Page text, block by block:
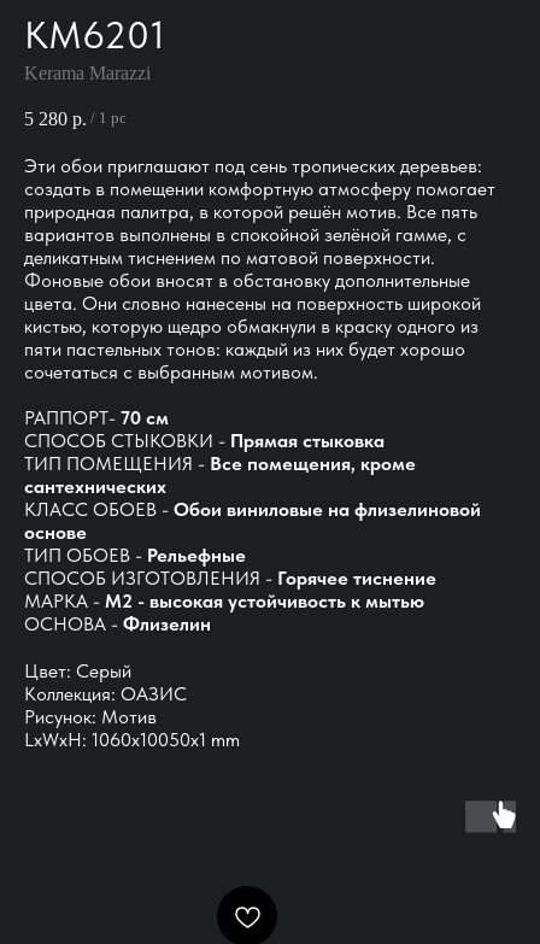
KM6201
Kerama Marazzi
5 280 р. / 1 pc
Эти обои приглашают под сень тропических деревьев:
создать в помещении комфортную атмосферу помогает
природная палитра, в которой решён мотив. Все пять
вариантов выполнены в спокойной зелёной гамме, с
деликатным тиснением по матовой поверхности.
Фоновые обои вносят в обстановку дополнительные
цвета. Они словно нанесены на поверхность широкой
кистью, которую щедро обмакнули в краску одного из
пяти пастельных тонов: каждый из них будет хорошо
сочетаться с выбранным мотивом.
РАППОРТ- 70 см
СПОСОБ СТЫКОВКИ - Прямая стыковка
ТИП ПОМЕЩЕНИЯ - Все помещения, кроме
сантехнических
КЛАСС ОБОЕВ - Обои виниловые на флизелиновой
основе
ТИП ОБОЕВ - Рельефные
СПОСОБ ИЗГОТОВЛЕНИЯ - Горячее тиснение
МАРКА - М2 - высокая устойчивость к мытью
ОСНОВА - Флизелин
Цвет: Серый
Коллекция: ОАЗИС
Рисунок: Мотив
LxWxH: 1060x10050x1 mm